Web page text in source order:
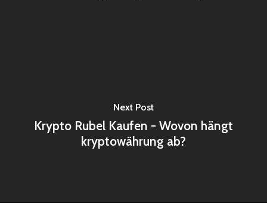
Next Post
Krypto Rubel Kaufen - Wovon hängt
kryptowährung ab?